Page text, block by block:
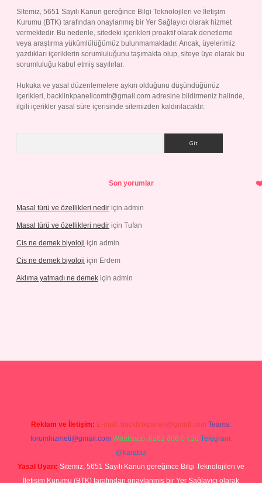
Sitemiz, 5651 Sayılı Kanun gereğince Bilgi Teknolojileri ve İletişim
Kurumu (BTK) tarafından onaylanmış bir Yer Sağlayıcı olarak hizmet
vermektedir. Bu nedenle, sitedeki içerikleri proaktif olarak denetleme
veya araştırma yükümlülüğümüz bulunmamaktadır. Ancak, üyelerimiz
yazdıkları içeriklerin sorumluluğunu taşımakta olup, siteye üye olarak bu
sorumluluğu kabul etmiş sayılırlar.
Hukuka ve yasal düzenlemelere aykırı olduğunu düşündüğünüz
içerikleri, backlinkpanelicomtr@gmail.com adresine bildirmeniz halinde,
ilgili içerikler yasal süre içerisinde sitemizden kaldırılacaktır.
Son yorumlar
Masal türü ve özellikleri nedir için admin
Masal türü ve özellikleri nedir için Tufan
Cis ne demek biyoloji için admin
Cis ne demek biyoloji için Erdem
Aklıma yatmadı ne demek için admin
Reklam ve İletişim: E-mail: backlinkpaneli@gmail.com Teams:
forumhizmeti@gmail.com Whatsapp: 0262 606 0 726 Telegram:
@karabul
Yasal Uyarı: Sitemiz, 5651 Sayılı Kanun gereğince Bilgi Teknolojileri ve
İletişim Kurumu (BTK) tarafından onaylanmış bir Yer Sağlayıcı olarak